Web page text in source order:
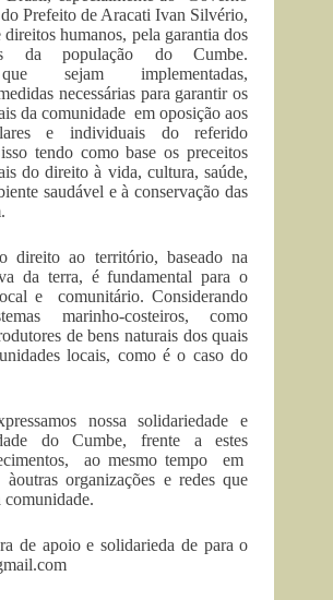
Prefeito de Aracati Ivan Silvério,
humanos, pela garantia dos
da população do Cumbe.
sejam implementadas,
necessárias para garantir os
da comunidade em oposição aos
e individuais do referido
tendo como base os preceitos
do direito à vida, cultura, saúde,
saudável e à conservação das
direito ao território, baseado na
da terra, é fundamental para o
e comunitário. Considerando
marinho-costeiros, como
de bens naturais dos quais
locais, como é o caso do
nossa solidariedade e
do Cumbe, frente a estes
ao mesmo tempo em
organizações e redes que
comunidade.
de apoio e solidarieda de para o